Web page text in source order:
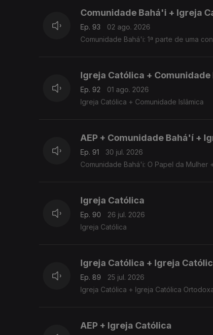
Comunidade Bahá'i + Igreja
Ep. 93
02 ago. 2026
Comunidade Bahá'i: 1ª parte de uma
Igreja Católica + Comunidade
Ep. 92
01 ago. 2026
Igreja Católica + Comunidade Islâmica
AEP + Comunidade Bahá'í +
Ep. 91
30 jul. 2026
Comunidade Bahá'i: O Papel da Mulher
Igreja Católica
Ep. 90
26 jul. 2026
Igreja Católica
Igreja Católica + Igreja
Ep. 89
25 jul. 2026
Igreja Católica + Igreja Católica
AEP + Igreja Católica